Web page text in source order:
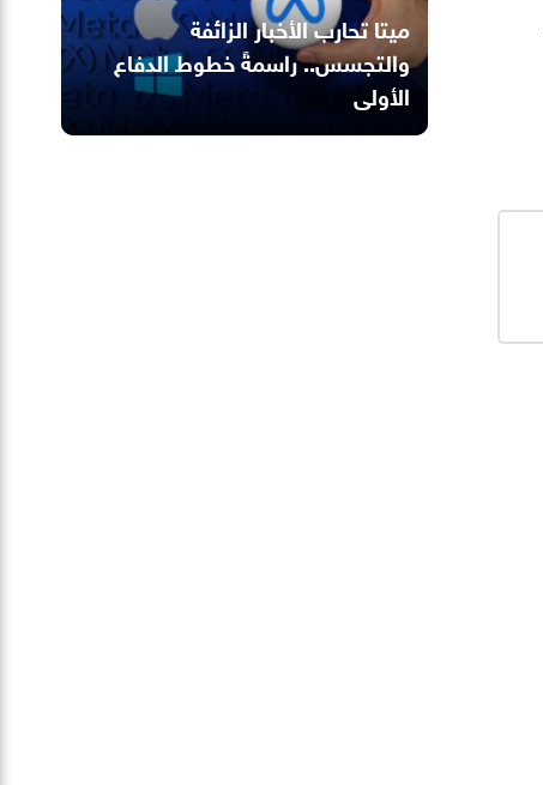
ميتا تحارب الأخبار الزائفة
والتجسس.. راسمةً خطوط الدفاع
الأولى